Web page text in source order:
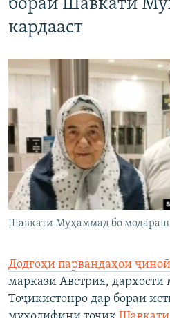
бораи Шавкати
кардааст
Шавкати Муҳаммад бо
Додгоҳи парвандаҳои
маркази Австрия, дархости
Тоҷикистонро дар бораи